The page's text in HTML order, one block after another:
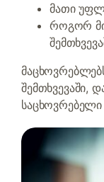
მათი
როგორ
შემთხვევაში,